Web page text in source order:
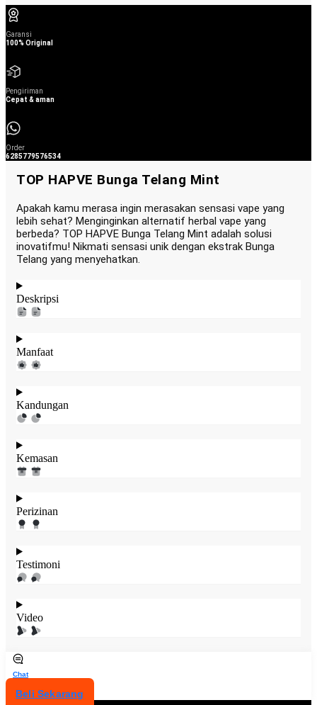
Garansi
100% Original
Pengiriman
Cepat & aman
Order
6285779576534
TOP HAPVE Bunga Telang Mint
Apakah kamu merasa ingin merasakan sensasi vape yang
lebih sehat? Menginginkan alternatif herbal vape yang
berbeda? TOP HAPVE Bunga Telang Mint adalah solusi
inovatifmu! Nikmati sensasi unik dengan ekstrak Bunga
Telang yang menyehatkan.
Deskripsi
Manfaat
Kandungan
Kemasan
Perizinan
Testimoni
Video
Chat
Beli Sekarang